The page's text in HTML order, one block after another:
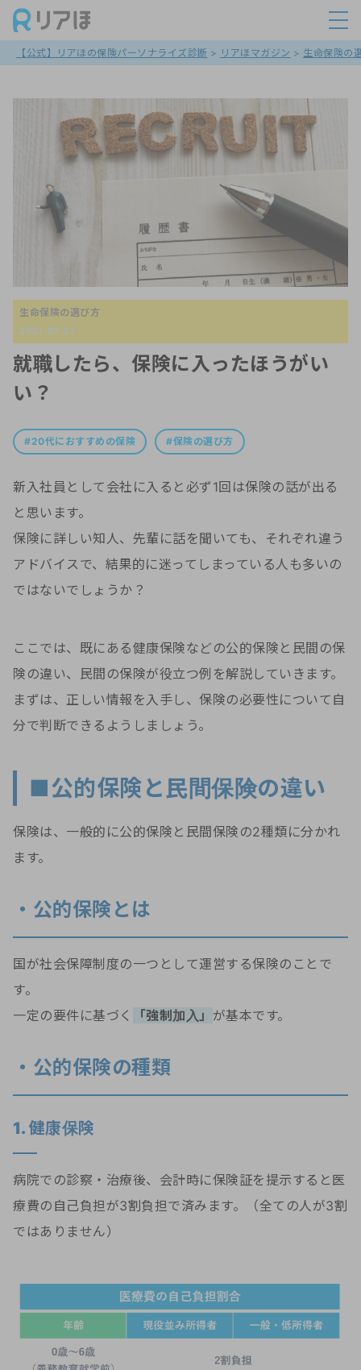
【公式】リアほの保険パーソナライズ診断 > リアほマガジン > 生命保険の
生命保険の選び方
2021.07.27
就職したら、保険に入ったほうがい
い？
20代におすすめの保険 保険の選び方
新入社員として会社に入ると必ず1回は保険の話が出る
と思います。
保険に詳しい知人、先輩に話を聞いても、それぞれ違う
アドバイスで、結果的に迷ってしまっている人も多いの
ではないでしょうか？
ここでは、既にある健康保険などの公的保険と民間の保
険の違い、民間の保険が役立つ例を解説していきます。
まずは、正しい情報を入手し、保険の必要性について自
分で判断できるようしましょう。
■公的保険と民間保険の違い
保険は、一般的に公的保険と民間保険の2種類に分かれ
ます。
・公的保険とは
国が社会保障制度の一つとして運営する保険のことで
す。
一定の要件に基づく
「強制加入」 が基本です。
・公的保険の種類
1. 健康保険
病院での診察・治療後、会計時に保険証を提示すると医
療費の自己負担が3割負担で済みます。（全ての人が3割
ではありません）